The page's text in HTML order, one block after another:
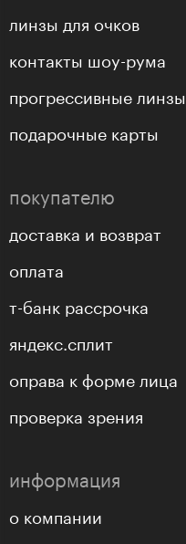
линзы для очков
контакты шоу-рума
прогрессивные линзы
подарочные карты
покупателю
доставка и возврат
оплата
т-банк рассрочка
яндекс.сплит
оправа к форме лица
проверка зрения
информация
о компании